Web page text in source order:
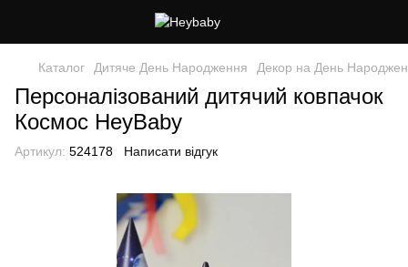
Каталог Дитяче День Народження Декор на День
Персоналізований дитячий ковпачок
Космос HeyBaby
Артикул: 524178 Написати відгук